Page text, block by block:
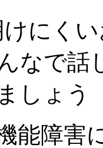
能障害